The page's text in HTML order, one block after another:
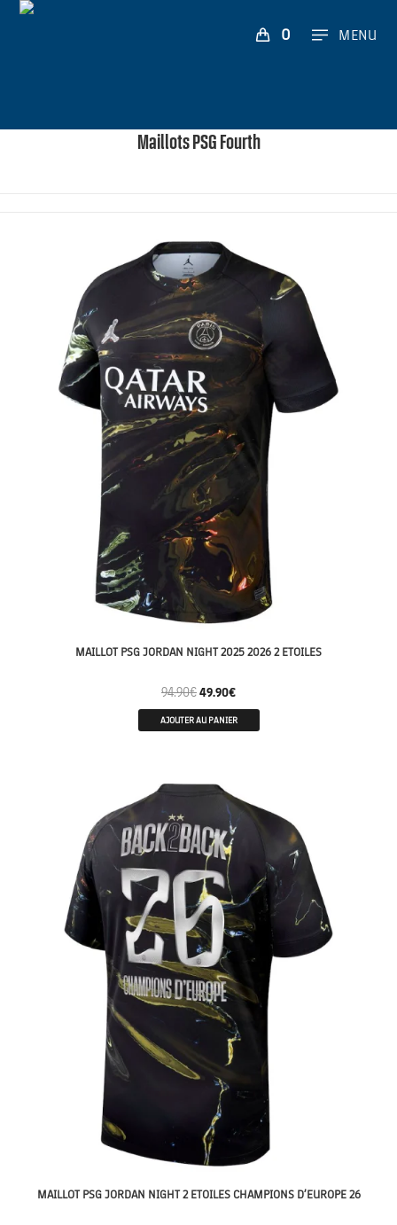
0 MENU
Maillots PSG Fourth
MAILLOT PSG JORDAN NIGHT 2025 2026 2 ETOILES
94.90€49.90€
AJOUTER AU PANIER
MAILLOT PSG JORDAN NIGHT 2 ETOILES CHAMPIONS D’EUROPE 26